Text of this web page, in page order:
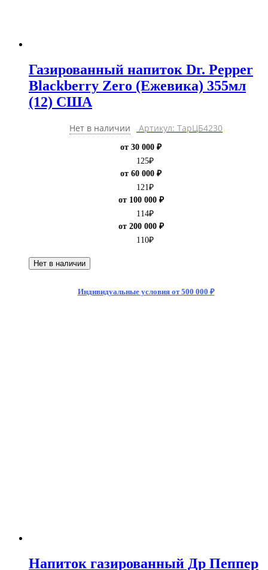
Газированный напиток Dr. Pepper
Blackberry Zero (Ежевика) 355мл
(12) США
Нет в наличии Артикул: ТарЦБ4230
от 30 000 ₽
125₽
от 60 000 ₽
121 ₽
от 100 000 ₽
114₽
от 200 000 ₽
110₽
Нет в наличии
Индивидуальные условия от 500 000 ₽
Напиток газированный Др Пеппер